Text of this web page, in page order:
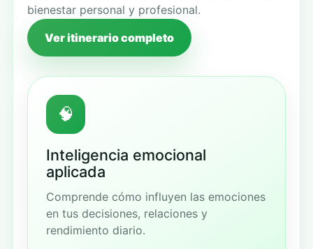
bienestar personal y profesional.
Ver itinerario completo
🧠
Inteligencia emocional
aplicada
Comprende cómo influyen las emociones
en tus decisiones, relaciones y
rendimiento diario.